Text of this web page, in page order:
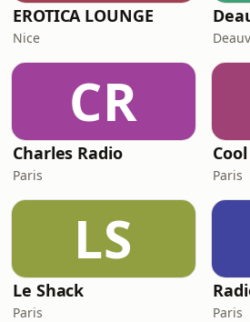
EROTICA LOUNGE
Nice
CR
Charles Radio
Paris Paris
LS
Le Shack
Paris Paris